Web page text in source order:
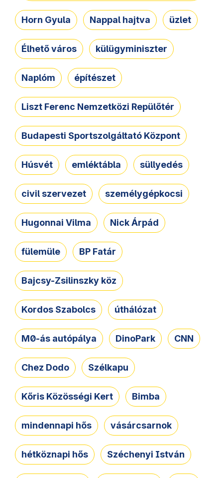
Horn Gyula Nappal hajtva üzlet
Élhető város külügyminiszter
Naplóm építészet
Liszt Ferenc Nemzetközi Repülőtér
Budapesti Sportszolgáltató Központ
Húsvét emléktábla süllyedés
civil szervezet személygépkocsi
Hugonnai Vilma Nick Árpád
fülemüle BP Fatár
Bajcsy-Zsilinszky köz
Kordos Szabolcs úthálózat
M0-ás autópálya DinoPark CNN
Chez Dodo Szélkapu
Kőris Közösségi Kert Bimba
mindennapi hős vásárcsarnok
hétköznapi hős Széchenyi István